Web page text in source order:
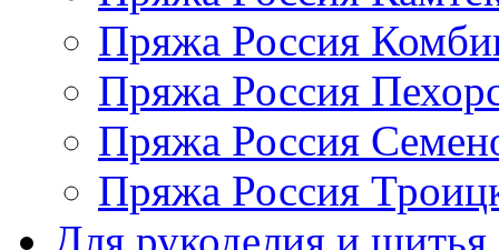
Пряжа Россия
Пряжа Россия
Пряжа Россия
Пряжа Россия
Для рукоделия и шитья